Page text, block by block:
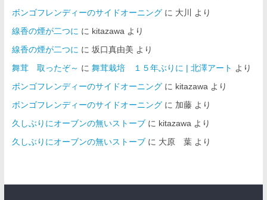
ボンゴフレンディーのサイドオーニングに 大川
より
線香の煙が二つに に kitazawaより
線香の煙が二つに に 坂口真由美 より
舞茸 取ったぞ～ に 舞茸栽培 １５年ぶりに | 北澤アート より
ボンゴフレンディーのサイドオーニングに kitazawaより
ボンゴフレンディーのサイドオーニングに 加藤より
久しぶりにオーブンの無いストーブに kitazawaより
久しぶりにオーブンの無いストーブに 大原 葉より